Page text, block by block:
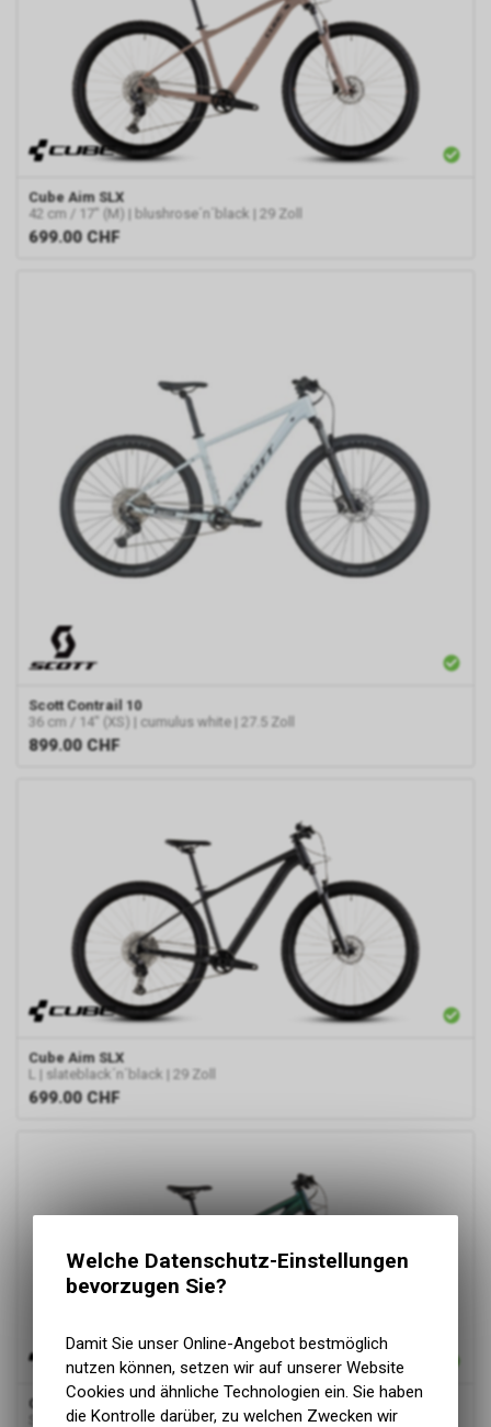
Cube Aim SLX
42 cm / 17" (M) | blushrose´n´black | 29 Zoll
699.00 CHF
Scott Contrail 10
36 cm / 14" (XS) | cumulus white | 27.5 Zoll
899.00 CHF
Cube Aim SLX
L | slateblack´n´black | 29 Zoll
699.00 CHF
Cube
Reaction Pro
S | goblin´n´black | 27.5 Zoll
Welche Datenschutz-Einstellungen
bevorzugen Sie?
Damit Sie unser Online-Angebot bestmöglich
nutzen können, setzen wir auf unserer Website
Cookies und ähnliche Technologien ein. Sie haben
die Kontrolle darüber, zu welchen Zwecken wir